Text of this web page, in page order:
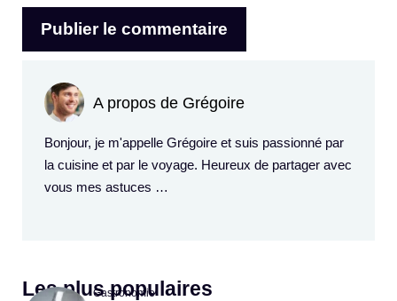
A propos de Grégoire
Bonjour, je m'appelle Grégoire et suis passionné par
la cuisine et par le voyage. Heureux de partager avec
vous mes astuces …
Les plus populaires
Gastronomie